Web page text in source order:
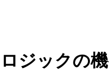
ロジックの